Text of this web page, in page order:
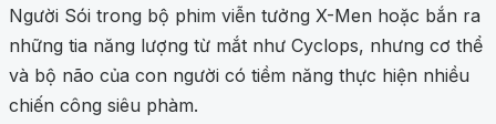
Người Sói trong bộ phim viễn tưởng X-Men hoặc bắn ra
những tia năng lượng từ mắt như Cyclops, nhưng cơ thể
và bộ não của con người có tiềm năng thực hiện nhiều
chiến công siêu phàm.